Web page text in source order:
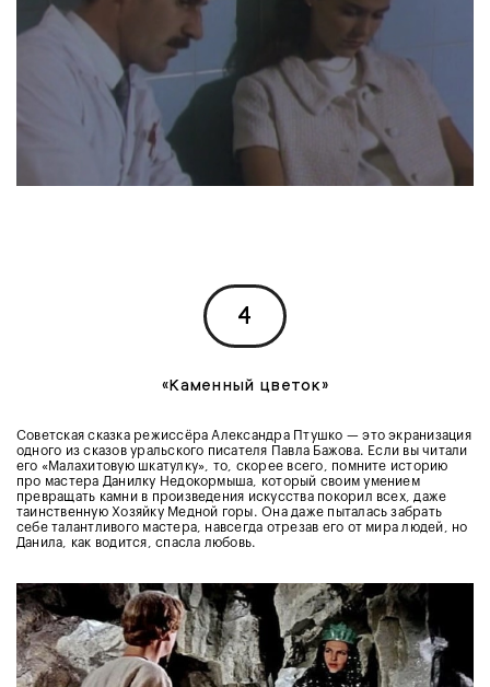
4
«Каменный цветок»
Советская сказка режиссёра Александра Птушко — это экранизация
одного из сказов уральского писателя Павла Бажова. Если вы читали
его «Малахитовую шкатулку», то, скорее всего, помните историю
про мастера Данилку Недокормыша, который своим умением
превращать камни в произведения искусства покорил всех, даже
таинственную Хозяйку Медной горы. Она даже пыталась забрать
себе талантливого мастера, навсегда отрезав его от мира людей, но
Данила, как водится, спасла любовь.